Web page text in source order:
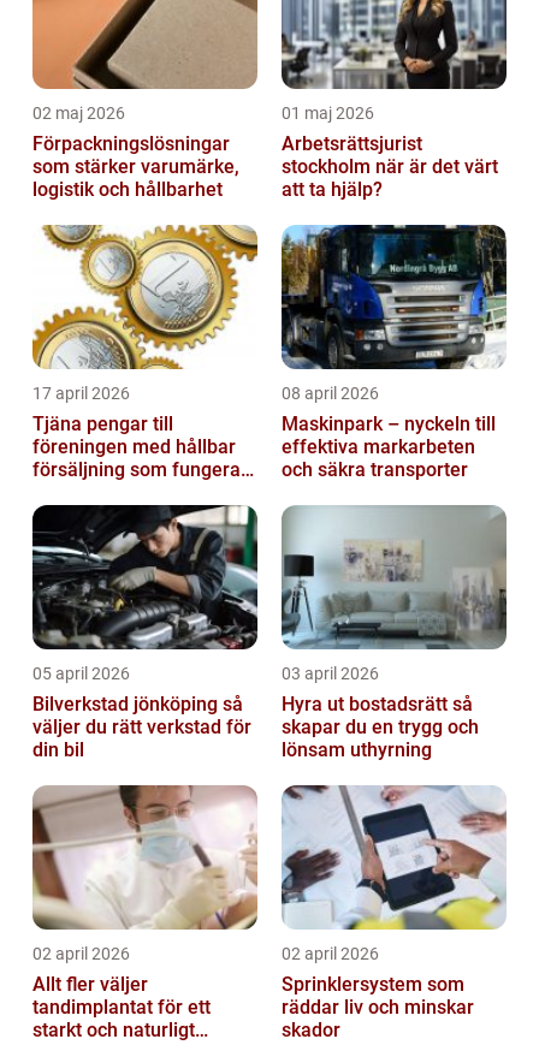
02 maj 2026
Förpackningslösningar
som stärker varumärke,
logistik och hållbarhet
01 maj 2026
Arbetsrättsjurist
stockholm när är det värt
att ta hjälp?
17 april 2026
Tjäna pengar till
föreningen med hållbar
försäljning som fungerar
08 april 2026
Maskinpark – nyckeln till
effektiva markarbeten
och säkra transporter
05 april 2026
Bilverkstad jönköping så
väljer du rätt verkstad för
din bil
03 april 2026
Hyra ut bostadsrätt så
skapar du en trygg och
lönsam uthyrning
02 april 2026
Allt fler väljer
tandimplantat för ett
starkt och naturligt
02 april 2026
Sprinklersystem som
räddar liv och minskar
skador